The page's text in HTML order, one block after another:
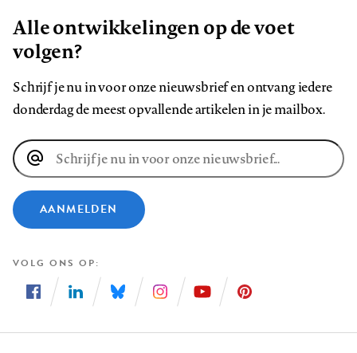
Alle ontwikkelingen op de voet
volgen?
Schrijf je nu in voor onze nieuwsbrief en ontvang iedere
donderdag de meest opvallende artikelen in je mailbox.
E-
mailadres
AANMELDEN
VOLG ONS OP
ons
ons
ons
ons
ons
ons